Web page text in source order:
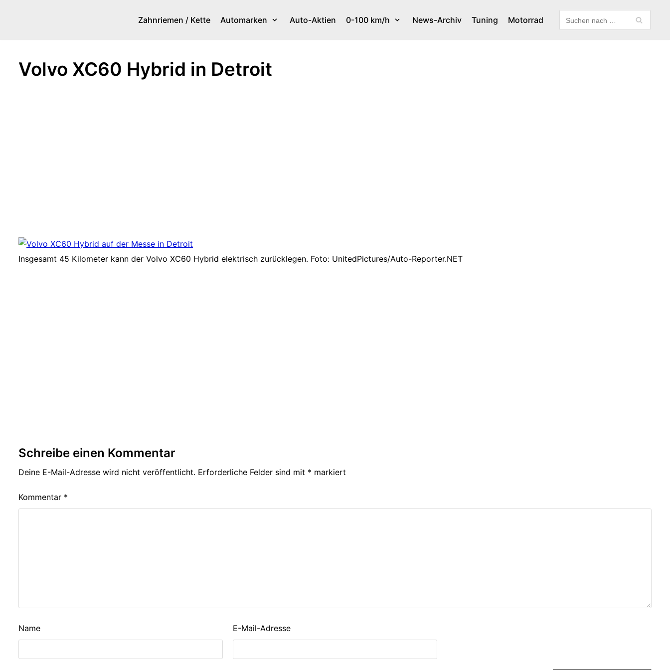
Zahnriemen / Kette Automarken Auto-Aktien 0-100 km/h News-Archiv Tuning Motorrad
Volvo XC60 Hybrid in Detroit
Insgesamt 45 Kilometer kann der Volvo XC60 Hybrid elektrisch zurücklegen. Foto: UnitedPictures/Auto-Reporter.NET
Schreibe einen Kommentar
Deine E-Mail-Adresse wird nicht veröffentlicht. Erforderliche Felder sind mit * markiert
Kommentar *
Name E-Mail-Adresse